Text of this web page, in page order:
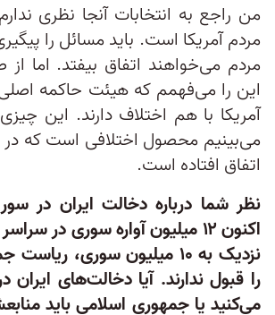
من راجع به انتخابات آنجا نظری
مردم آمریکا است. باید مسائل را
مردم می‌خواهند اتفاق بیفتد. اما
این را می‌فهمم که هیئت حاکمه
آمریکا با هم اختلاف دارند. این
می‌بینیم محصول اختلافی است که
اتفاق افتاده است.
نظر شما درباره دخالت ایران در
اکنون ۱۲ میلیون آواره سوری در
نزدیک به ۱۰ میلیون سوری،
را قبول ندارند. آیا دخالت‌های ایران
می‌کنید یا جمهوری اسلامی باید